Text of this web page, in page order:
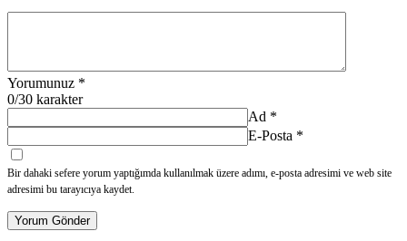
Yorumunuz *
0/30 karakter
Ad *
E-Posta *
Bir dahaki sefere yorum yaptığımda kullanılmak üzere adımı, e-posta adresimi ve web site
adresimi bu tarayıcıya kaydet.
Yorum Gönder